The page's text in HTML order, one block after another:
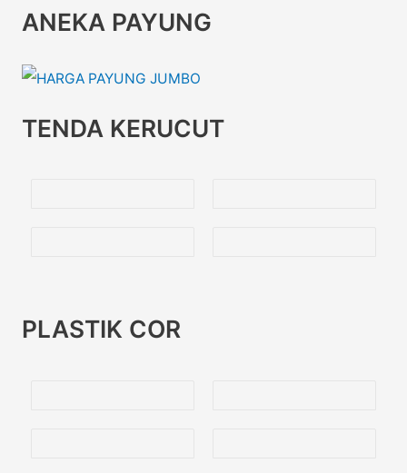
ANEKA PAYUNG
TENDA KERUCUT
PLASTIK COR